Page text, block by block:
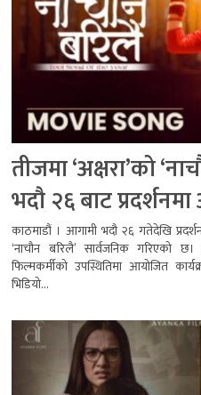
तीजमा ‘अक्षरा’को
भदौ २६ बाट
काठमाडौं । आगामी भदौ २६ गतेदेखि
‘नाचौन बरिलै’ सार्वजनिक गरिएको
फिल्मकर्मीको उपस्थितिमा आयोजित
भिडियो...